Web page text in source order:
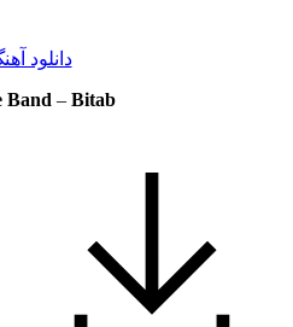
دانلود
Band – Bitab